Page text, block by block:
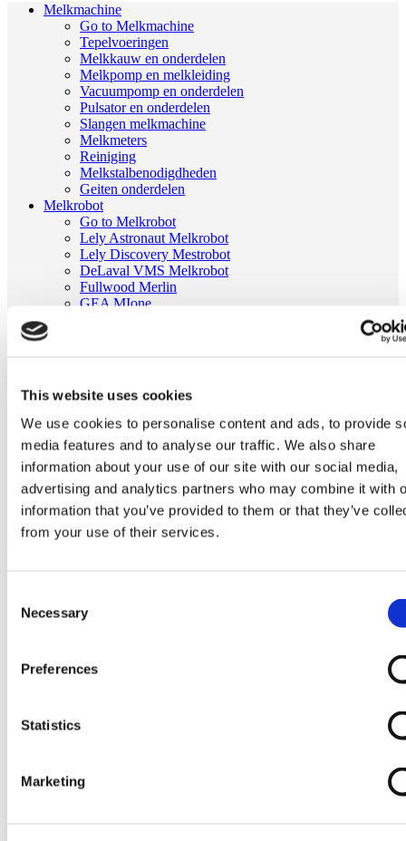
This website uses cookies
We use cookies to personalise content and ads, to provide
media features and to analyse our traffic. We also share
information about your use of our site with our social media,
advertising and analytics partners who may combine it with
information that you’ve provided to them or that they’ve
from your use of their services.
Selection
Necessary
Preferences
Statistics
Marketing
Melkmachine
Go to Melkmachine
Tepelvoeringen
Melkkauw en onderdelen
Melkpomp en melkleiding
Vacuumpomp en onderdelen
Pulsator en onderdelen
Slangen melkmachine
Melkmeters
Reiniging
Melkstalbenodigdheden
Geiten onderdelen
Melkrobot
Go to Melkrobot
Lely Astronaut Melkrobot
Lely Discovery Mestrobot
DeLaval VMS Melkrobot
Fullwood Merlin
GEA MIone
Stal benodigdheden
stalartikelen
Skelex
Home
Melkmachine
Tepelvoeringen
Milkrite tepelvoering passend voor Gascoigne Melotte
381989
Ga naar het einde van de afbeeldingen-gallerij